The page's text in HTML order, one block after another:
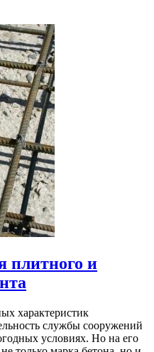
плитного и
характеристик
службы сооружений
условиях. Но на его